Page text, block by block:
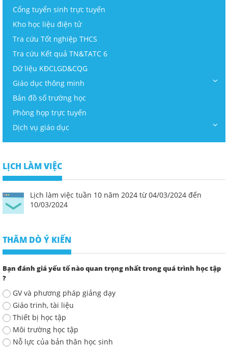
Cổng tuyển sinh trực tuyến
Kho học liệu điện tử
Tra cứu Tốt nghiệp THCS
Tra cứu Kết quả TN&TATC 6
Dữ liệu KĐCLGD&CQG
Giáo dục thông minh
Bản đồ số trường học
Phòng họp trực tuyến
Dịch vụ giáo dục
LỊCH LÀM VIỆC
Lịch làm việc tuần 10 năm 2024 từ 04/03/2024 đến
10/03/2024
THĂM DÒ Ý KIẾN
Bạn đánh giá yếu tố nào quan trọng nhất trong quá trình học tập
?
GV và phương pháp giảng dạy
Giáo trinh, tài liệu
Thiết bị học tập
Môi trường học tập
Nỗ lực của bản thân học sinh